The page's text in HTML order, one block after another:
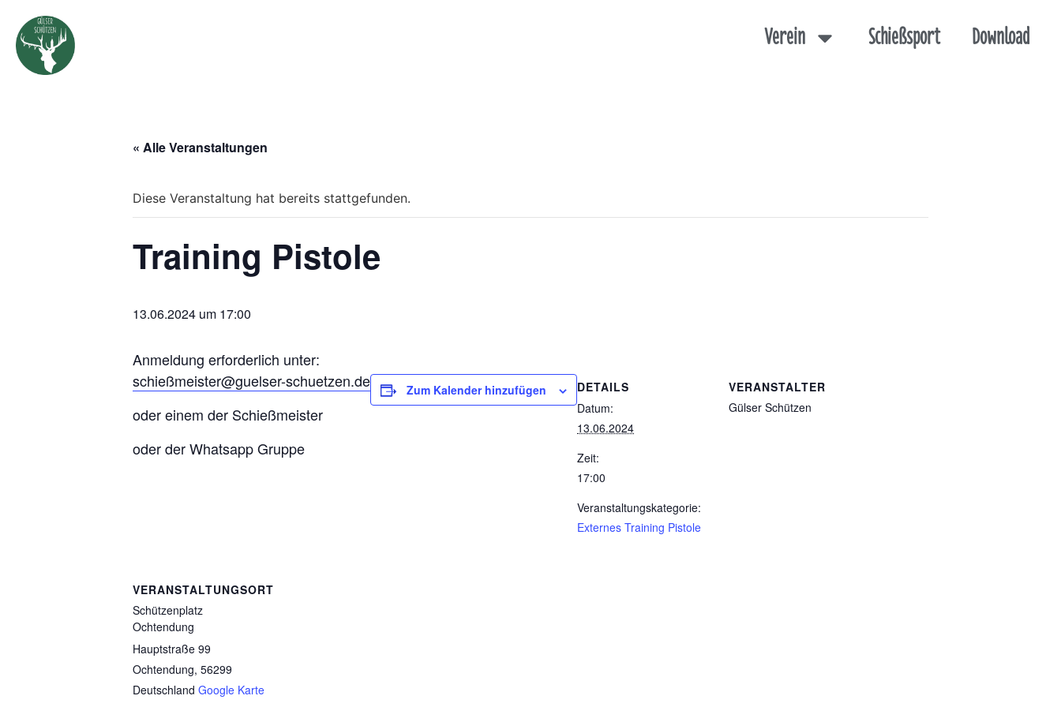
Verein Schießsport Download
« Alle Veranstaltungen
Diese Veranstaltung hat bereits stattgefunden.
Training Pistole
13.06.2024 um 17:00
Anmeldung erforderlich unter:
schießmeister@guelser-schuetzen.de
oder einem der Schießmeister
oder der Whatsapp Gruppe
Zum Kalender hinzufügen
DETAILS
Datum:
13.06.2024
Zeit:
17:00
Veranstaltungskategorie:
Externes Training Pistole
VERANSTALTER
Gülser Schützen
VERANSTALTUNGSORT
Schützenplatz
Ochtendung
Hauptstraße 99
Ochtendung, 56299
Deutschland Google Karte